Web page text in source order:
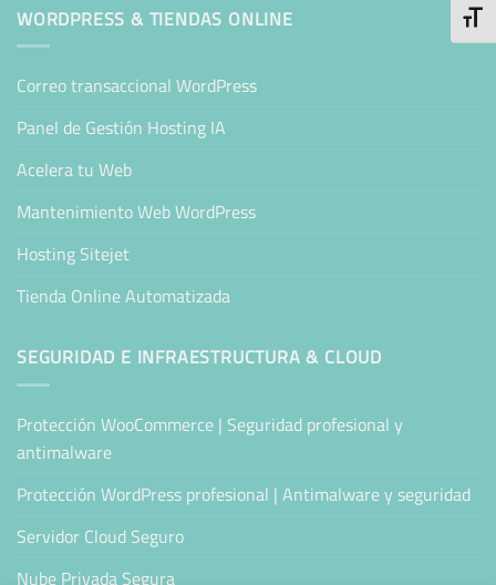
WORDPRESS & TIENDAS ONLINE
Correo transaccional WordPress
Panel de Gestión Hosting IA
Acelera tu Web
Mantenimiento Web WordPress
Hosting Sitejet
Tienda Online Automatizada
SEGURIDAD E INFRAESTRUCTURA & CLOUD
Protección WooCommerce | Seguridad profesional y
antimalware
Protección WordPress profesional | Antimalware y seguridad
Servidor Cloud Seguro
Nube Privada Segura